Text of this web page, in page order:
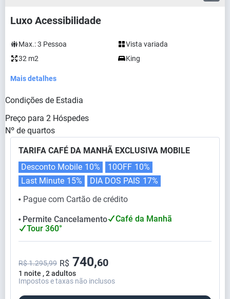
Luxo Acessibilidade
Max.:3 Pessoa
Vista variada
32 m2
King
Mais detalhes
Condições de Estadia
Preço para 2 Hóspedes
Nº de quartos
TARIFA CAFÉ DA MANHÃ EXCLUSIVA MOBILE
⬤ Pague com Cartão de crédito
Desconto Mobile 10% 10OFF 10%
Last Minute 15% DIA DOS PAIS 17%
⬤ Permite Cancelamento
Café da Manhã
Tour 360°
1 noite , 2 adultos
R$ 1.295,99 R$ 740,60
Impostos e taxas não inclusos